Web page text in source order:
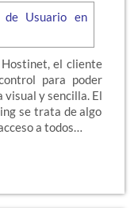
el cliente
para poder
visual y sencilla. El
se trata de algo
a todos…